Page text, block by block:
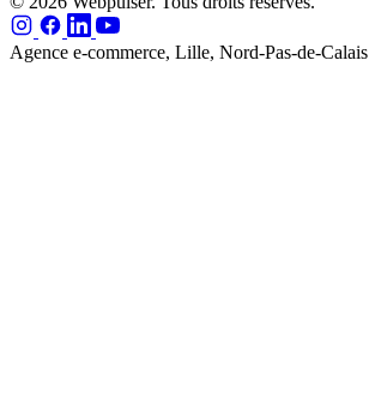
Agence e-commerce, Lille, Nord-Pas-de-Calais